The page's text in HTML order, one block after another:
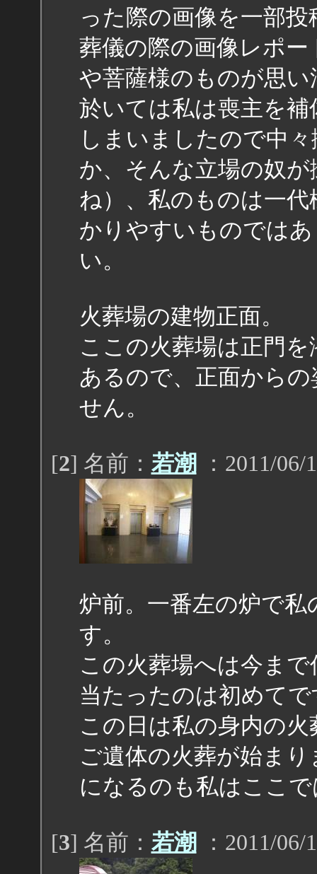
った際の画像を一部投
葬儀の際の画像レポ
や菩薩様のものが思
於いては私は喪主を
しまいましたので中
か、そんな立場の奴
ね）、私のものは一
かりやすいものでは
い。
火葬場の建物正面。
ここの火葬場は正門
あるので、正面から
せん。
[2] 名前： 若潮 ：2011/
炉前。一番左の炉で
す。
この火葬場へは今ま
当たったのは初めてで
この日は私の身内の
ご遺体の火葬が始ま
になるのも私はここ
[3] 名前： 若潮 ：2011/